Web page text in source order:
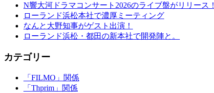
N響大河ドラマコンサート2026のライブ盤がリリース！
ローランド浜松本社で濃厚ミーティング
なんと大野知事がゲスト出演！
ローランド浜松・都田の新本社で開発陣と。
カテゴリー
「FILMO」関係
「Thprim」関係